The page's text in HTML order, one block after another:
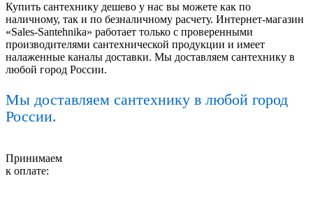
Купить сантехнику дешево у нас вы можете как по
наличному, так и по безналичному расчету. Интернет-магазин
«Sales-Santehnika» работает только с проверенными
производителями сантехнической продукции и имеет
налаженные каналы доставки. Мы доставляем сантехнику в
любой город России.
Мы доставляем сантехнику в любой город
России.
Принимаем
к оплате: